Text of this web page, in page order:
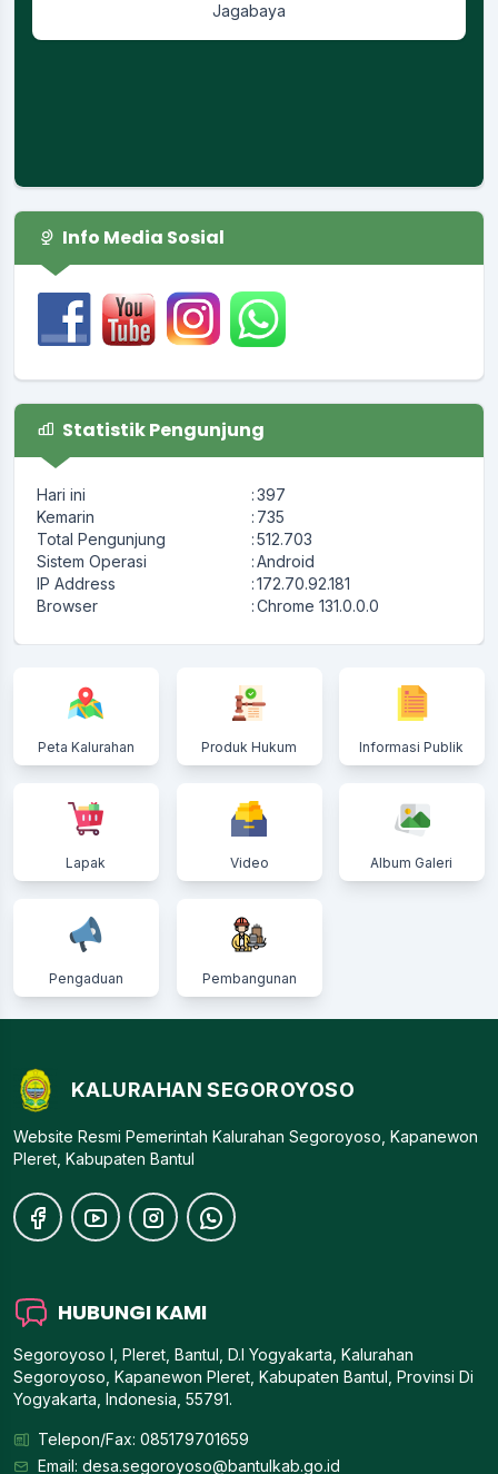
Jagabaya
Info Media Sosial
Statistik Pengunjung
Hari ini :397
Kemarin
: 735
Total Pengunjung
:512.703
Sistem Operasi
:Android
IP Address
:172.70.92.181
Browser
:Chrome 131.0.0.0
Peta Kalurahan Produk Hukum Informasi Publik
Lapak Video Album Galeri
Pengaduan Pembangunan
KALURAHAN SEGOROYOSO
Website Resmi Pemerintah Kalurahan Segoroyoso, Kapanewon
Pleret, Kabupaten Bantul
HUBUNGI KAMI
Segoroyoso I, Pleret, Bantul, D.I Yogyakarta, Kalurahan
Segoroyoso, Kapanewon Pleret, Kabupaten Bantul, Provinsi Di
Yogyakarta, Indonesia, 55791.
Telepon/Fax: 085179701659
Email: desa.segoroyoso@bantulkab.go.id